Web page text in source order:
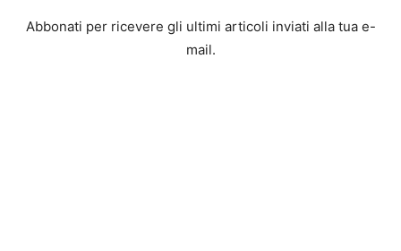
Abbonati per ricevere gli ultimi articoli inviati alla tua e-
mail.